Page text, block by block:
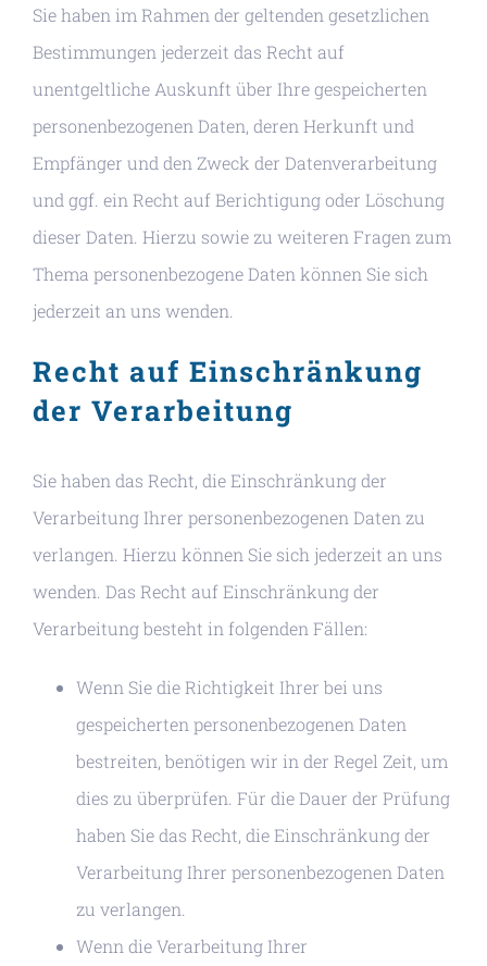
Sie haben im Rahmen der geltenden gesetzlichen
Bestimmungen jederzeit das Recht auf
unentgeltliche Auskunft über Ihre gespeicherten
personenbezogenen Daten, deren Herkunft und
Empfänger und den Zweck der Datenverarbeitung
und ggf. ein Recht auf Berichtigung oder Löschung
dieser Daten. Hierzu sowie zu weiteren Fragen zum
Thema personenbezogene Daten können Sie sich
jederzeit an uns wenden.
Recht auf Einschränkung
der Verarbeitung
Sie haben das Recht, die Einschränkung der
Verarbeitung Ihrer personenbezogenen Daten zu
verlangen. Hierzu können Sie sich jederzeit an uns
wenden. Das Recht auf Einschränkung der
Verarbeitung besteht in folgenden Fällen:
Wenn Sie die Richtigkeit Ihrer bei uns
gespeicherten personenbezogenen Daten
bestreiten, benötigen wir in der Regel Zeit, um
dies zu überprüfen. Für die Dauer der Prüfung
haben Sie das Recht, die Einschränkung der
Verarbeitung Ihrer personenbezogenen Daten
zu verlangen.
Wenn die Verarbeitung Ihrer